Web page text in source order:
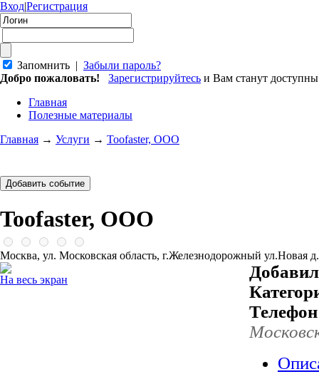
Вход|Регистрация
Запомнить | Забыли пароль?
Добро пожаловать!
Зарегистрируйтесь и Вам станут
Главная
Полезные материалы
Главная → Услуги → Toofaster, ООО
Toofaster, ООО
Москва, ул. Московская область, г.Железнодорожный ул.Новая
На весь экран